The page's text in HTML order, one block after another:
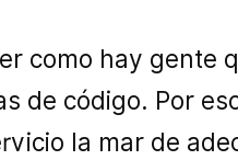
como hay gente
de código. Por
la mar de